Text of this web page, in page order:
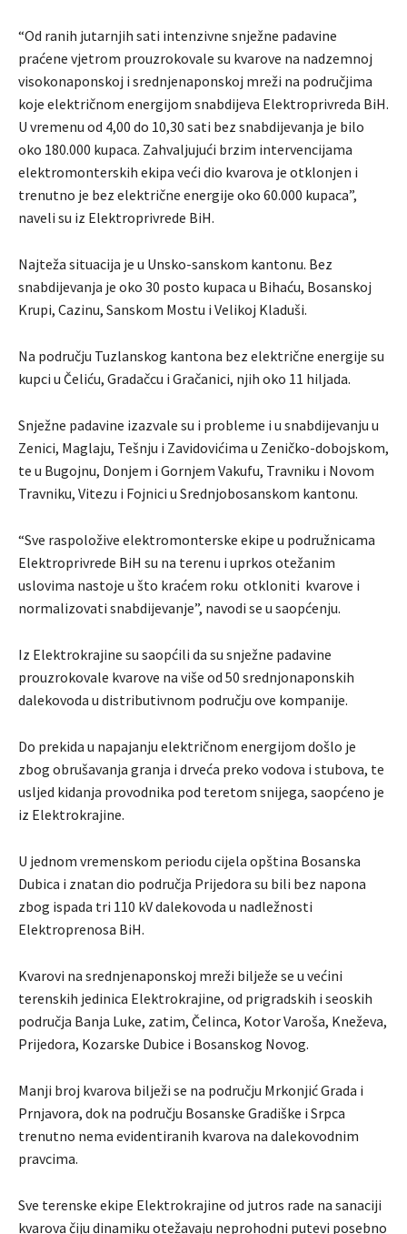
“Od ranih jutarnjih sati intenzivne snježne padavine
praćene vjetrom prouzrokovale su kvarove na nadzemnoj
visokonaponskoj i srednjenaponskoj mreži na područjima
koje električnom energijom snabdijeva Elektroprivreda BiH.
U vremenu od 4,00 do 10,30 sati bez snabdijevanja je bilo
oko 180.000 kupaca. Zahvaljujući brzim intervencijama
elektromonterskih ekipa veći dio kvarova je otklonjen i
trenutno je bez električne energije oko 60.000 kupaca”,
naveli su iz Elektroprivrede BiH.
Najteža situacija je u Unsko-sanskom kantonu. Bez
snabdijevanja je oko 30 posto kupaca u Bihaću, Bosanskoj
Krupi, Cazinu, Sanskom Mostu i Velikoj Kladuši.
Na području Tuzlanskog kantona bez električne energije su
kupci u Čeliću, Gradačcu i Gračanici, njih oko 11 hiljada.
Snježne padavine izazvale su i probleme i u snabdijevanju u
Zenici, Maglaju, Tešnju i Zavidovićima u Zeničko-dobojskom,
te u Bugojnu, Donjem i Gornjem Vakufu, Travniku i Novom
Travniku, Vitezu i Fojnici u Srednjobosanskom kantonu.
“Sve raspoložive elektromonterske ekipe u podružnicama
Elektroprivrede BiH su na terenu i uprkos otežanim
uslovima nastoje u što kraćem roku otkloniti kvarove i
normalizovati snabdijevanje”, navodi se u saopćenju.
Iz Elektrokrajine su saopćili da su snježne padavine
prouzrokovale kvarove na više od 50 srednjonaponskih
dalekovoda u distributivnom području ove kompanije.
Do prekida u napajanju električnom energijom došlo je
zbog obrušavanja granja i drveća preko vodova i stubova, te
usljed kidanja provodnika pod teretom snijega, saopćeno je
iz Elektrokrajine.
U jednom vremenskom periodu cijela opština Bosanska
Dubica i znatan dio područja Prijedora su bili bez napona
zbog ispada tri 110 kV dalekovoda u nadležnosti
Elektroprenosa BiH.
Kvarovi na srednjenaponskoj mreži bilježe se u većini
terenskih jedinica Elektrokrajine, od prigradskih i seoskih
područja Banja Luke, zatim, Čelinca, Kotor Varoša, Kneževa,
Prijedora, Kozarske Dubice i Bosanskog Novog.
Manji broj kvarova bilježi se na području Mrkonjić Grada i
Prnjavora, dok na području Bosanske Gradiške i Srpca
trenutno nema evidentiranih kvarova na dalekovodnim
pravcima.
Sve terenske ekipe Elektrokrajine od jutros rade na sanaciji
kvarova čiju dinamiku otežavaju neprohodni putevi posebno